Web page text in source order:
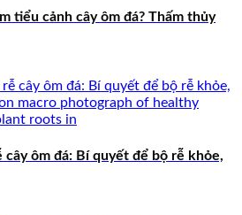
tiểu cảnh cây ôm đá? Thấm thủy
cây ôm đá: Bí quyết để bộ rễ khỏe,